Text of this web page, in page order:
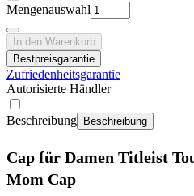
Mengenauswahl
In den Warenkorb
Bestpreisgarantie
Zufriedenheitsgarantie
Autorisierte Händler
Beschreibung Beschreibung
Cap für Damen Titleist
Mom Cap